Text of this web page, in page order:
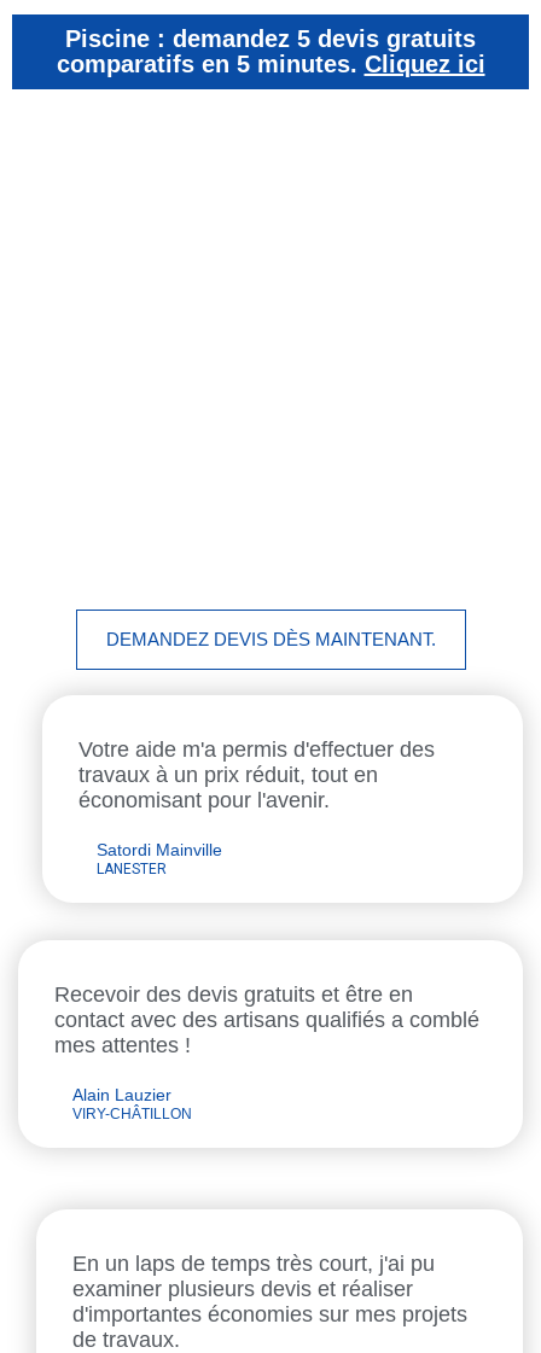
Piscine : demandez 5 devis gratuits
comparatifs en 5 minutes. Cliquez ici
DEMANDEZ DEVIS DÈS MAINTENANT.
Votre aide m'a permis d'effectuer des
travaux à un prix réduit, tout en
économisant pour l'avenir.
Satordi Mainville
LANESTER
Recevoir des devis gratuits et être en
contact avec des artisans qualifiés a comblé
mes attentes !
Alain Lauzier
VIRY-CHÂTILLON
En un laps de temps très court, j'ai pu
examiner plusieurs devis et réaliser
d'importantes économies sur mes projets
de travaux.